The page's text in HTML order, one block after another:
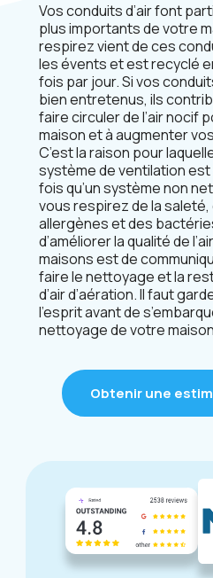
Vos conduits d’air font
plus importants de votre
respirez vient de ces
les évents et est recyclé
fois par jour. Si vos
bien entretenus, ils
faire circuler de l’air nocif
maison et à augmenter
C’est la raison pour
système de ventilation
fois qu’un système non
vous respirez de la
allergènes et des
d’améliorer la qualité de
maisons est de
faire le nettoyage et la
d’air d’aération. Il faut
l’esprit avant de
nettoyage de votre
Obtenir une